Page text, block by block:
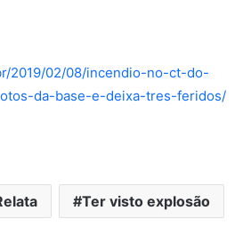
2019/02/08/incendio-no-ct-do-
da-base-e-deixa-tres-feridos/
Ter visto explosão